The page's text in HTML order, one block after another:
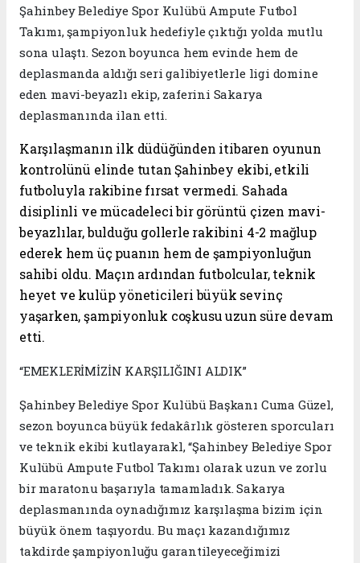
Şahinbey Belediye Spor Kulübü Ampute Futbol
Takımı, şampiyonluk hedefiyle çıktığı yolda mutlu
sona ulaştı. Sezon boyunca hem evinde hem de
deplasmanda aldığı seri galibiyetlerle ligi domine
eden mavi-beyazlı ekip, zaferini Sakarya
deplasmanında ilan etti.
Karşılaşmanın ilk düdüğünden itibaren oyunun
kontrolünü elinde tutan Şahinbey ekibi, etkili
futboluyla rakibine fırsat vermedi. Sahada
disiplinli ve mücadeleci bir görüntü çizen mavi-
beyazlılar, bulduğu gollerle rakibini 4-2 mağlup
ederek hem üç puanın hem de şampiyonluğun
sahibi oldu. Maçın ardından futbolcular, teknik
heyet ve kulüp yöneticileri büyük sevinç
yaşarken, şampiyonluk coşkusu uzun süre devam
etti.
“EMEKLERİMİZİN KARŞILIĞINI ALDIK”
Şahinbey Belediye Spor Kulübü Başkanı Cuma Güzel,
sezon boyunca büyük fedakârlık gösteren sporcuları
ve teknik ekibi kutlayarakl, “Şahinbey Belediye Spor
Kulübü Ampute Futbol Takımı olarak uzun ve zorlu
bir maratonu başarıyla tamamladık. Sakarya
deplasmanında oynadığımız karşılaşma bizim için
büyük önem taşıyordu. Bu maçı kazandığımız
takdirde şampiyonluğu garantileyeceğimizi